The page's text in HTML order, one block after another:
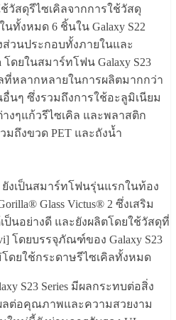
ช้วัสดุรีไซเคิลจากการใช้วัสดุ
ทั้งหมด 6 ชิ้นใน Galaxy S22
ส่วนประกอบทั้งภายในและ
โดยในสมาร์ทโฟน Galaxy S23
ที่หลากหลายในการผลิตมากกว่า
นๆ ซึ่งรวมถึงการใช้อะลูมิเนียม
งๆแก้วรีไซเคิล และพลาสติก
มถึงขวด PET และถังน้ำ
ยังเป็นสมาร์ทโฟนรุ่นแรกในท้อง
Glass Victus® 2 ซึ่งเสริม
นอย่างดี และยังผลิตโดยใช้วัสดุที่
โดยบรรจุภัณฑ์ของ Galaxy S23
ดยใช้กระดาษรีไซเคิลทั้งหมด
S23 Series มีผลกระทบต่อสิ่ง
ต่อคุณภาพและความสวยงาม